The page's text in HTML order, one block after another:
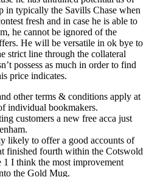
in typically the Savills Chase when
fresh and in case he is able to
he cannot be ignored of the
He will be versatile in ok bye to
strict line through the collateral
possess as much in order to find
price indicates.
other terms & conditions apply at
individual bookmakers.
customers a new free acca just
likely to offer a good accounts of
finished fourth within the Cotswold
1 I think the most improvement
the Gold Mug.